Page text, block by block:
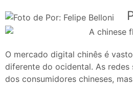
O mercado digital chinês é
diferente do ocidental. As redes
dos consumidores chineses,